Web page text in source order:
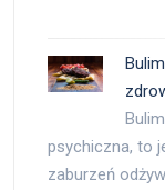
psychiczna, to
zaburzeń